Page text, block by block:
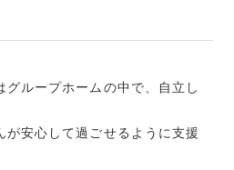
ループホームの中で、自立し
が安心して過ごせるように支援